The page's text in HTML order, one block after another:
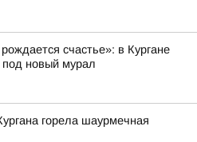
счастье»: в Кургане
новый мурал
горела шаурмечная